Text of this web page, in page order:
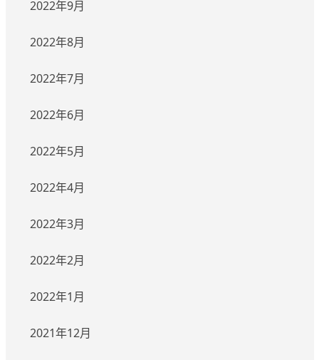
2022年9月
2022年8月
2022年7月
2022年6月
2022年5月
2022年4月
2022年3月
2022年2月
2022年1月
2021年12月